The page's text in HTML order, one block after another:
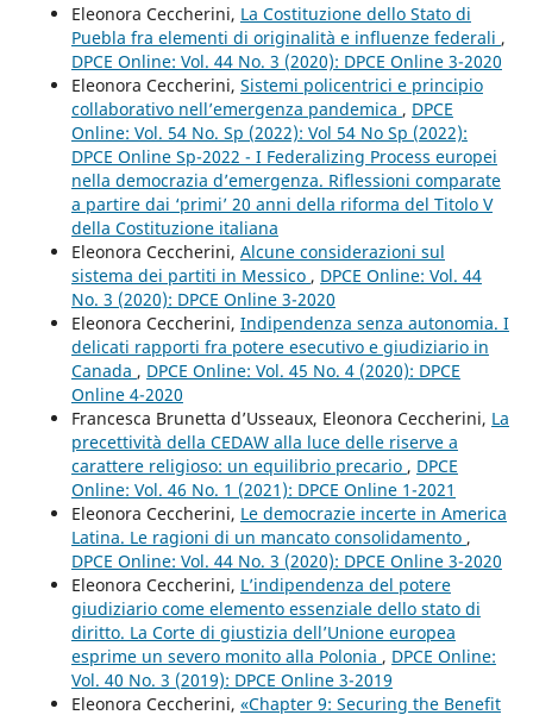
Eleonora Ceccherini, La Costituzione dello Stato di
Puebla fra elementi di originalità e influenze federali ,
DPCE Online: Vol. 44 No. 3 (2020): DPCE Online 3-2020
Eleonora Ceccherini, Sistemi policentrici e principio
collaborativo nell’emergenza pandemica , DPCE
Online: Vol. 54 No. Sp (2022): Vol 54 No Sp (2022):
DPCE Online Sp-2022 - I Federalizing Process europei
nella democrazia d’emergenza. Riflessioni comparate
a partire dai ‘primi’ 20 anni della riforma del Titolo V
della Costituzione italiana
Eleonora Ceccherini, Alcune considerazioni sul
sistema dei partiti in Messico , DPCE Online: Vol. 44
No. 3 (2020): DPCE Online 3-2020
Eleonora Ceccherini, Indipendenza senza autonomia. I
delicati rapporti fra potere esecutivo e giudiziario in
Canada , DPCE Online: Vol. 45 No. 4 (2020): DPCE
Online 4-2020
Francesca Brunetta d’Usseaux, Eleonora Ceccherini, La
precettività della CEDAW alla luce delle riserve a
carattere religioso: un equilibrio precario , DPCE
Online: Vol. 46 No. 1 (2021): DPCE Online 1-2021
Eleonora Ceccherini, Le democrazie incerte in America
Latina. Le ragioni di un mancato consolidamento ,
DPCE Online: Vol. 44 No. 3 (2020): DPCE Online 3-2020
Eleonora Ceccherini, L’indipendenza del potere
giudiziario come elemento essenziale dello stato di
diritto. La Corte di giustizia dell’Unione europea
esprime un severo monito alla Polonia , DPCE Online:
Vol. 40 No. 3 (2019): DPCE Online 3-2019
Eleonora Ceccherini, «Chapter 9: Securing the Benefit